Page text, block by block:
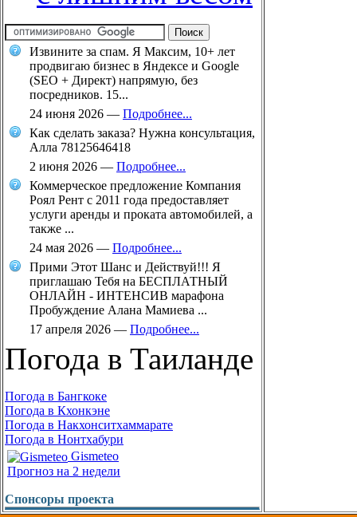
Извините за спам. Я Максим, 10+ лет
продвигаю бизнес в Яндексе и Google
(SEO + Директ) напрямую, без
посредников. 15...
24 июня 2026 — Подробнее...
Как сделать заказа? Нужна консультация,
Алла 78125646418
2 июня 2026 — Подробнее...
Коммерческое предложение Компания
Роял Рент с 2011 года предоставляет
услуги аренды и проката автомобилей, а
также ...
24 мая 2026 — Подробнее...
Прими Этот Шанс и Действуй!!! Я
приглашаю Тебя на БЕСПЛАТНЫЙ
ОНЛАЙН - ИНТЕНСИВ марафона
Пробуждение Алана Мамиева ...
17 апреля 2026 — Подробнее...
Погода в Таиланде
Погода в Бангкоке
Погода в Кхонкэне
Погода в Накхонситхаммарате
Погода в Нонтхабури
Gismeteo
Прогноз на 2 недели
Спонсоры проекта